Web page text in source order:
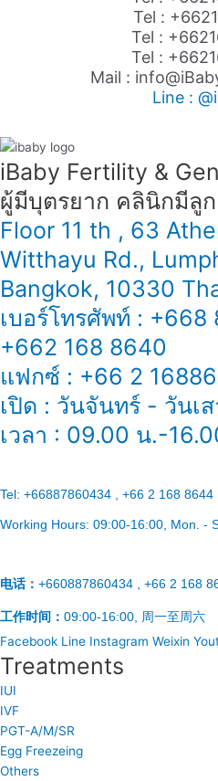
Tel :
Tel :
Tel :
Mail :
Line :
iBaby Fertility &
ผู้มีบุตรยาก คลินิกมีลู
Floor 11 th , 63
Witthayu Rd.,
Bangkok, 10330
เบอร์โทรศัพท์ : +668
+662 168 8640
แฟกซ์ : +66 2
เปิด : วันจันทร์ - วันเส
เวลา : 09.00 น.-
Tel: +66887860434 , +66 2 168 8644
Working Hours: 09:00-16:00, Mon. -
电话： +660887860434 , +66 2 168
工作时间： 09:00-16:00, 周一至周六
Facebook Line Instagram Weixin
Treatments
IUI
IVF
PGT-A/M/SR
Egg Freezeing
Others